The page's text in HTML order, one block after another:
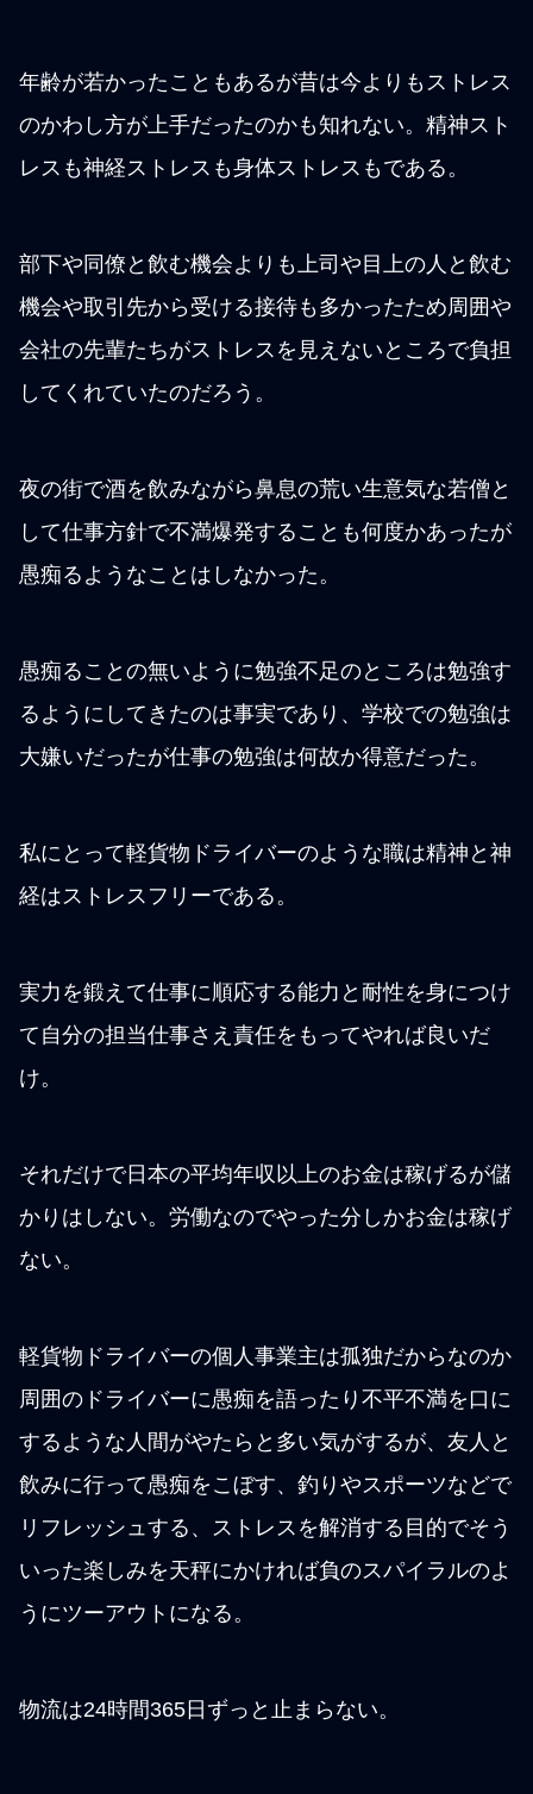
年齢が若かったこともあるが昔は今よりもストレス
のかわし方が上手だったのかも知れない。精神スト
レスも神経ストレスも身体ストレスもである。
部下や同僚と飲む機会よりも上司や目上の人と飲む
機会や取引先から受ける接待も多かったため周囲や
会社の先輩たちがストレスを見えないところで負担
してくれていたのだろう。
夜の街で酒を飲みながら鼻息の荒い生意気な若僧と
して仕事方針で不満爆発することも何度かあったが
愚痴るようなことはしなかった。
愚痴ることの無いように勉強不足のところは勉強す
るようにしてきたのは事実であり、学校での勉強は
大嫌いだったが仕事の勉強は何故か得意だった。
私にとって軽貨物ドライバーのような職は精神と神
経はストレスフリーである。
実力を鍛えて仕事に順応する能力と耐性を身につけ
て自分の担当仕事さえ責任をもってやれば良いだ
け。
それだけで日本の平均年収以上のお金は稼げるが儲
かりはしない。労働なのでやった分しかお金は稼げ
ない。
軽貨物ドライバーの個人事業主は孤独だからなのか
周囲のドライバーに愚痴を語ったり不平不満を口に
するような人間がやたらと多い気がするが、友人と
飲みに行って愚痴をこぼす、釣りやスポーツなどで
リフレッシュする、ストレスを解消する目的でそう
いった楽しみを天秤にかければ負のスパイラルのよ
うにツーアウトになる。
物流は24時間365日ずっと止まらない。